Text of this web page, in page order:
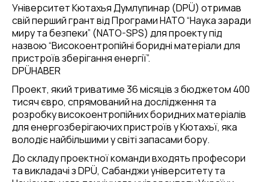
Університет Кютахья Думлупинар (DPÜ) отримав
свій перший грант від Програми НАТО “Наука заради
миру та безпеки” (NATO-SPS) для проекту під
назвою “Високоентропійні боридні матеріали для
пристроїв зберігання енергії”.
DPÜHABER
Проект, який триватиме 36 місяців з бюджетом 400
тисяч євро, спрямований на дослідження та
розробку високоентропійних боридних матеріалів
для енергозберігаючих пристроїв у Кютахьї, яка
володіє найбільшими у світі запасами бору.
До складу проектної команди входять професори
та викладачі з DPÜ, Сабанджи університету та